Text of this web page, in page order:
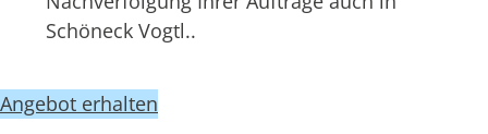
Schöneck Vogtl..
Angebot erhalten